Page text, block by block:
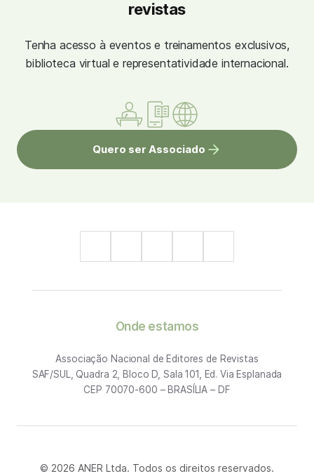
revistas
Tenha acesso à eventos e treinamentos exclusivos,
biblioteca virtual e representatividade internacional.
Quero ser Associado
Onde estamos
Associação Nacional de Editores de Revistas
SAF/SUL, Quadra 2, Bloco D, Sala 101, Ed. Via Esplanada
CEP 70070-600 – BRASÍLIA – DF
© 2026 ANER Ltda. Todos os direitos reservados.